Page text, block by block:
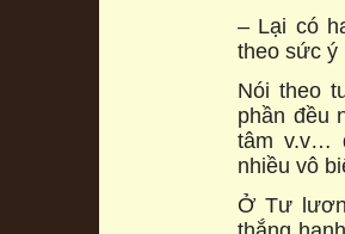
– Lại có
theo sức ý
Nói theo
phần đều
tâm v.v…
nhiều vô
Ở Tư